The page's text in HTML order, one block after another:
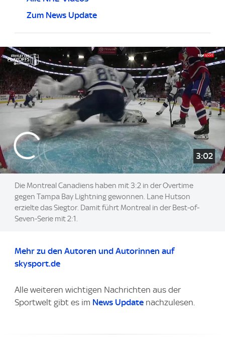
Zum News Update
3:02
Die Montreal Canadiens haben mit 3:2 in der Overtime
gegen Tampa Bay Lightning gewonnen. Lane Hutson
erzielte das Siegtor. Damit führt Montreal in der Best-of-
Seven-Serie mit 2:1.
Mehr zu den Autoren und Autorinnen auf
skysport.de
Alle weiteren wichtigen Nachrichten aus der
Sportwelt gibt es im News Update nachzulesen.